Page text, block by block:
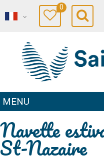
0
MENU
Navette
St-Nazaire